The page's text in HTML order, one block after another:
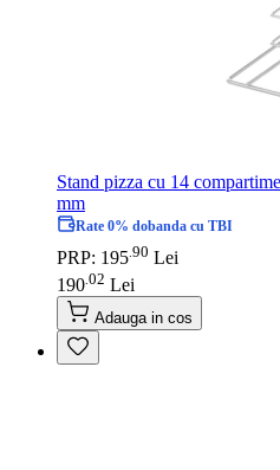
Stand pizza cu 14
mm
Rate 0% dobanda cu TBI
PRP: 195.90 Lei
190 02 Lei
Adauga in cos